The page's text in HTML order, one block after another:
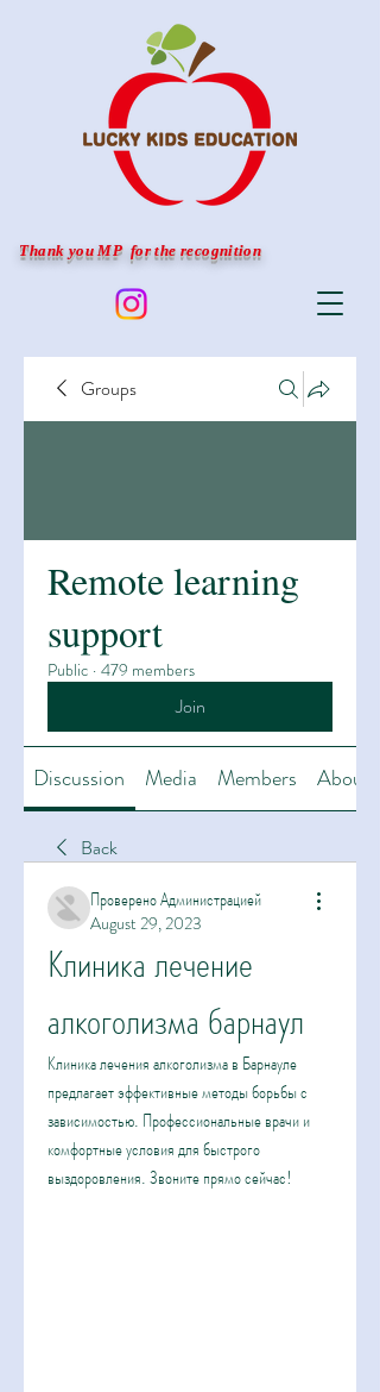
Thank you MP for the recognition
Groups
Remote learning
support
Public · 479 members
Join
Discussion Media Members About
Back
Проверено Администрацией
August 29, 2023
Клиника лечение
алкоголизма барнаул
Клиника лечения алкоголизма в Барнауле
предлагает эффективные методы борьбы с
зависимостью. Профессиональные врачи и
комфортные условия для быстрого
выздоровления. Звоните прямо сейчас!